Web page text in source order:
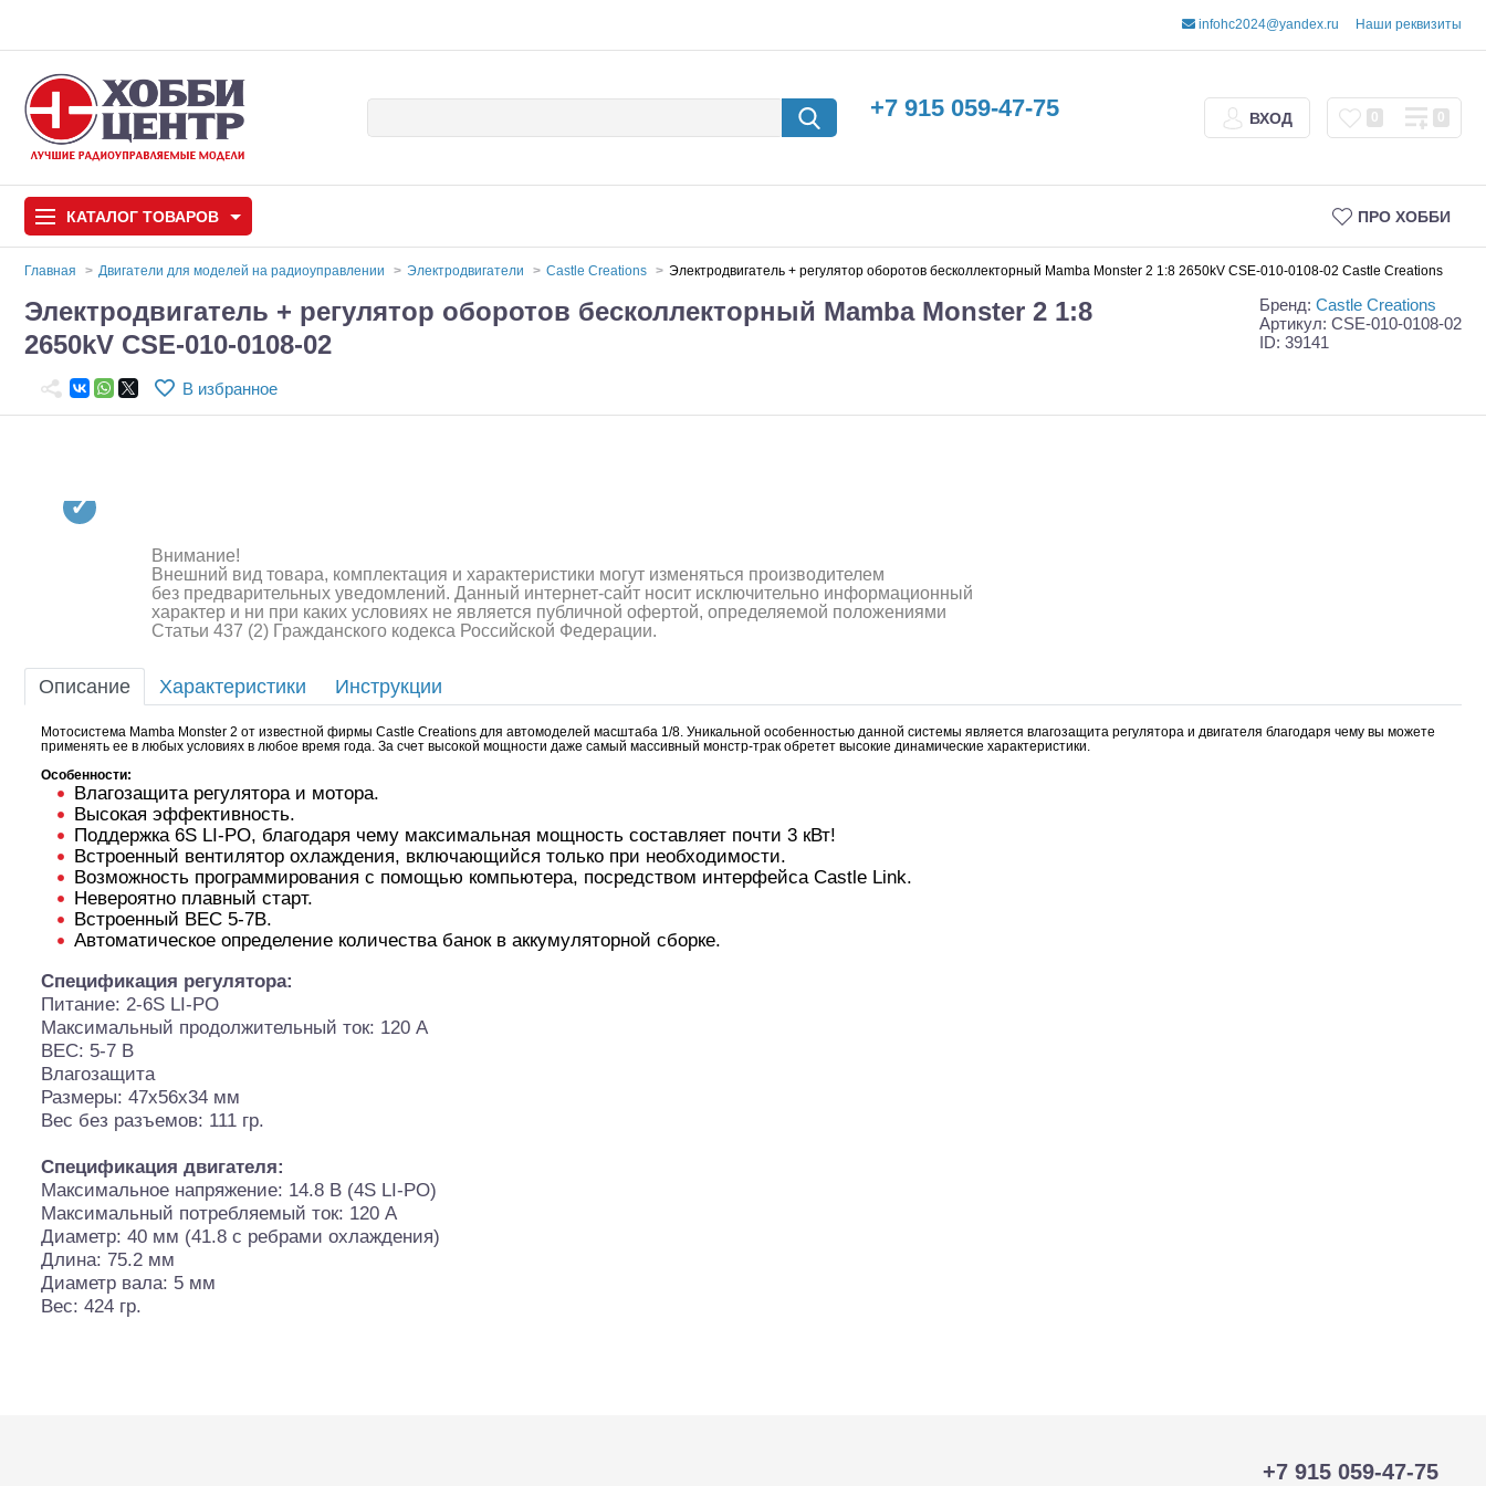
infohc2024@yandex.ru Наши реквизиты
+7 915 059-47-75 ВХОД 0 0
КАТАЛОГ ТОВАРОВ ПРО ХОББИ
Автомодели
Запчасти и аксессуары
Квадрокоптеры
Аппаратура и электроника
Аккумуляторы и батарейки
Зарядные устройства и блоки
питания
Двигатели
Технические жидкости
Инструмент,измерительные
приборы,расходники
Оптовая продажа запчастей
для моделей
Главная Двигатели для моделей на радиоуправлении Электродвигатели Castle Creations Электродвигатель + регулятор оборотов бесколлекторный Mamba Monster 2 1:8 2650kV CSE-010-0108-02 Castle Creations
Электродвигатель + регулятор оборотов бесколлекторный Mamba Monster 2 1:8
2650kV CSE-010-0108-02
Бренд: Castle Creations
Артикул: CSE-010-0108-02
ID: 39141
В избранное
Внимание!
Внешний вид товара, комплектация и характеристики могут изменяться производителем
без предварительных уведомлений. Данный интернет-сайт носит исключительно информационный
характер и ни при каких условиях не является публичной офертой, определяемой положениями
Статьи 437 (2) Гражданского кодекса Российской Федерации.
Описание Характеристики Инструкции
Мотосистема Mamba Monster 2 от известной фирмы Castle Creations для автомоделей масштаба 1/8. Уникальной особенностью данной системы является влагозащита регулятора и двигателя благодаря чему вы можете
применять ее в любых условиях в любое время года. За счет высокой мощности даже самый массивный монстр-трак обретет высокие динамические характеристики.
Особенности:
Влагозащита регулятора и мотора.
Высокая эффективность.
Поддержка 6S LI-PO, благодаря чему максимальная мощность составляет почти 3 кВт!
Встроенный вентилятор охлаждения, включающийся только при необходимости.
Возможность программирования с помощью компьютера, посредством интерфейса Castle Link.
Невероятно плавный старт.
Встроенный BEC 5-7В.
Автоматическое определение количества банок в аккумуляторной сборке.
Спецификация регулятора:
Питание: 2-6S LI-PO
Максимальный продолжительный ток: 120 А
BEC: 5-7 В
Влагозащита
Размеры: 47х56х34 мм
Вес без разъемов: 111 гр.
Спецификация двигателя:
Максимальное напряжение: 14.8 В (4S LI-PO)
Максимальный потребляемый ток: 120 А
Диаметр: 40 мм (41.8 с ребрами охлаждения)
Длина: 75.2 мм
Диаметр вала: 5 мм
Вес: 424 гр.
+7 915 059-47-75